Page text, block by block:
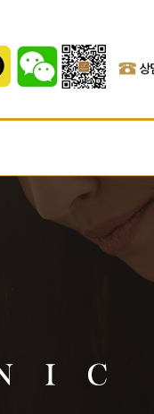
항산화클리닉